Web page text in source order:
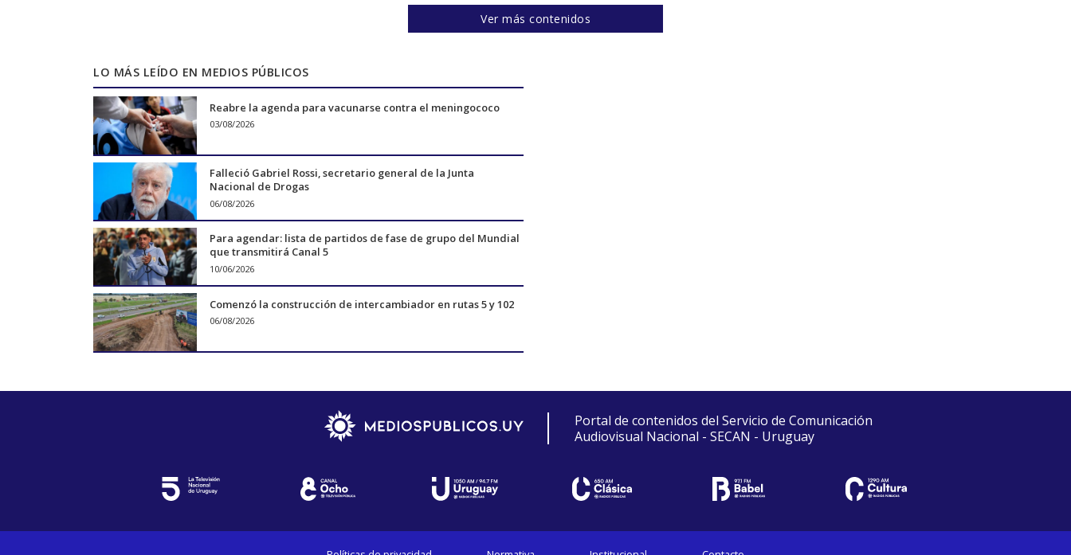
Ver más contenidos
LO MÁS LEÍDO EN MEDIOS PÚBLICOS
Reabre la agenda para vacunarse contra el meningococo
03/08/2026
Falleció Gabriel Rossi, secretario general de la Junta
Nacional de Drogas
06/08/2026
Para agendar: lista de partidos de fase de grupo del Mundial
que transmitirá Canal 5
10/06/2026
Comenzó la construcción de intercambiador en rutas 5 y 102
06/08/2026
Portal de contenidos del Servicio de Comunicación
Audiovisual Nacional - SECAN - Uruguay